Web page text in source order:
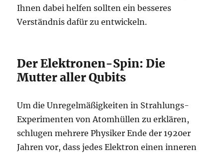
Ihnen dabei helfen sollten ein besseres
Verständnis dafür zu entwickeln.
Der Elektronen-Spin: Die
Mutter aller Qubits
Um die Unregelmäßigkeiten in Strahlungs-
Experimenten von Atomhüllen zu erklären,
schlugen mehrere Physiker Ende der 1920er
Jahren vor, dass jedes Elektron einen inneren